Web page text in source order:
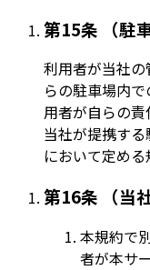
第15条 （駐
利用者が当社
らの駐車場内
用者が自らの責
当社が提携す
において定める
第16条 （当
本規約で
者が本サ